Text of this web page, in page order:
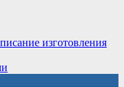
изготовления